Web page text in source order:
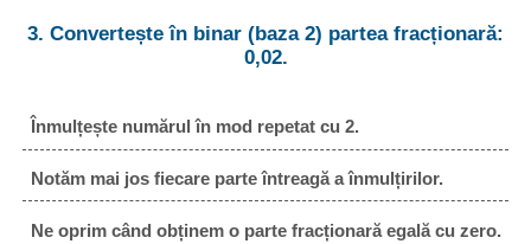
3. Convertește în binar (baza 2) partea fracționară:
0,02.
Înmulțește numărul în mod repetat cu 2.
Notăm mai jos fiecare parte întreagă a înmulțirilor.
Ne oprim când obținem o parte fracționară egală cu zero.